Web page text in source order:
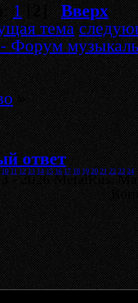
1[2]Вверх
тема
Форум
»
ответ
10 11 12 13 14 15 16 17 18 19 20 21 22 23 24
- 2026 MetalRus.